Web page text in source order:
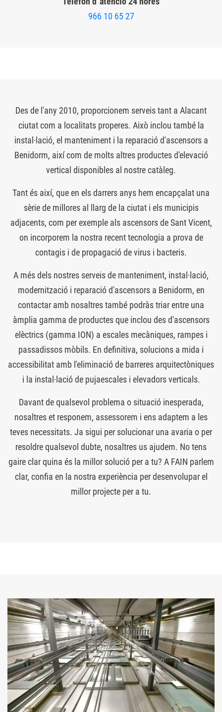
966 10 65 27
Des de l'any 2010, proporcionem serveis tant a Alacant
ciutat com a localitats properes. Això inclou també la
instal·lació, el manteniment i la reparació d'ascensors a
Benidorm, així com de molts altres productes d'elevació
vertical disponibles al nostre catàleg.
Tant és així, que en els darrers anys hem encapçalat una
sèrie de millores al llarg de la ciutat i els municipis
adjacents, com per exemple als ascensors de Sant Vicent,
on incorporem la nostra recent tecnologia a prova de
contagis i de propagació de virus i bacteris.
A més dels nostres serveis de manteniment, instal·lació,
modernització i reparació d'ascensors a Benidorm, en
contactar amb nosaltres també podràs triar entre una
àmplia gamma de productes que inclou des d'ascensors
elèctrics (gamma ION) a escales mecàniques, rampes i
passadissos mòbils. En definitiva, solucions a mida i
accessibilitat amb l'eliminació de barreres arquitectòniques
i la instal·lació de pujaescales i elevadors verticals.
Davant de qualsevol problema o situació inesperada,
nosaltres et responem, assessorem i ens adaptem a les
teves necessitats. Ja sigui per solucionar una avaria o per
resoldre qualsevol dubte, nosaltres us ajudem. No tens
gaire clar quina és la millor solució per a tu? A FAIN parlem
clar, confia en la nostra experiència per desenvolupar el
millor projecte per a tu.